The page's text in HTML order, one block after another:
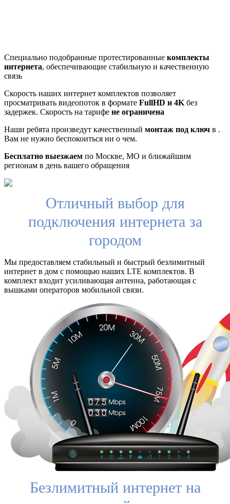
Специально подобранные протестированные комплекты
интернета, обеспечивающие стабильную и качественную
связь
Скорость наших интернет комплектов позволяет
просматривать видеопоток в формате FullHD и 4K без
задержек. Скорость на тарифе не ограничена
Наши ребята произведут качественный монтаж под ключ в .
Вам не нужно беспокоиться ни о чем.
Бесплатно выезжаем по Москве, МО и ближайшим
регионам в день вашего обращения
Отличный выбор для
подключения интернета за
городом
Мы предоставляем стабильный и быстрый безлимитный
интернет в дом с помощью наших LTE комплектов. В
комплект входит усиливающая антенна, работающая с
вышками операторов мобильной связи.
Безлимитный интернет на